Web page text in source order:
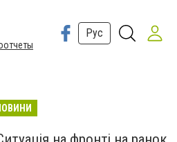
Рус